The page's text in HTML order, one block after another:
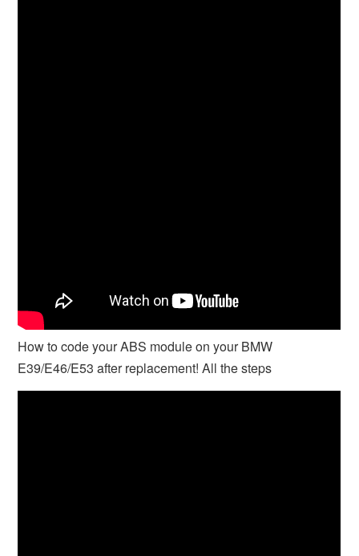
How to code your ABS module on your BMW
E39/E46/E53 after replacement! All the steps